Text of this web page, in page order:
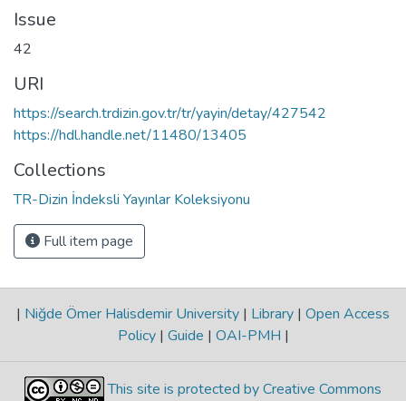
Issue
42
URI
https://search.trdizin.gov.tr/tr/yayin/detay/427542
https://hdl.handle.net/11480/13405
Collections
TR-Dizin İndeksli Yayınlar Koleksiyonu
Full item page
| Niğde Ömer Halisdemir University | Library | Open Access
Policy | Guide | OAI-PMH |
This site is protected by Creative Commons